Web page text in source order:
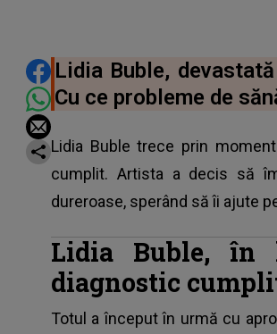
DISTRIBUIE ARTICOLUL
Lidia Buble,
Cu ce probleme de
Lidia Buble trece prin
cumplit. Artista a decis să
dureroase, sperând să îi ajute
Lidia Buble,
diagnostic
Totul a început în urmă cu